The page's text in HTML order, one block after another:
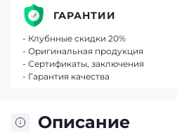
Описание
ГАРАНТИИ
- Клубнные скидки 20%
- Оригинальная продукция
- Сертификаты, заключения
- Гарантия качества